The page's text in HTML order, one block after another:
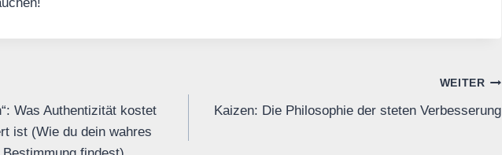
Was Authentizität kostet
ist (Wie du dein wahres
WEITER
Kaizen: Die Philosophie der steten Verbesserung